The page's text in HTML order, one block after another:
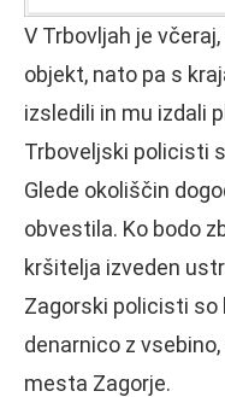
V Trbovljah je
objekt, nato pa s
izsledili in mu izdali
Trboveljski policisti
Glede okoliščin
obvestila. Ko bodo
kršitelja izveden
Zagorski policisti so
denarnico z
mesta Zagorje.